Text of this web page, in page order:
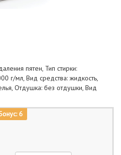
пятен, Тип стирки:
г/мл, Вид средства: жидкость,
Отдушка: без отдушки, Вид
6